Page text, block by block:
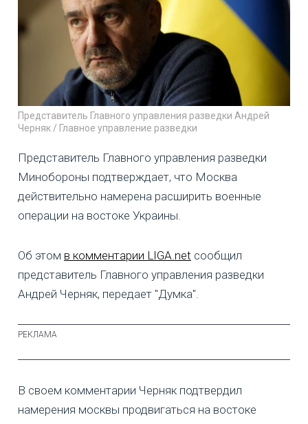
Представитель Главного управления разведки Андрей
Черняк / Главное управление разведки
Представитель Главного управления разведки
Минобороны подтверждает, что Москва
действительно намерена расширить военные
операции на востоке Украины.
Об этом в комментарии LIGA.net сообщил
представитель Главного управления разведки
Андрей Черняк, передает "Думка".
В своем комментарии Черняк подтвердил
намерения москвы продвигаться на востоке